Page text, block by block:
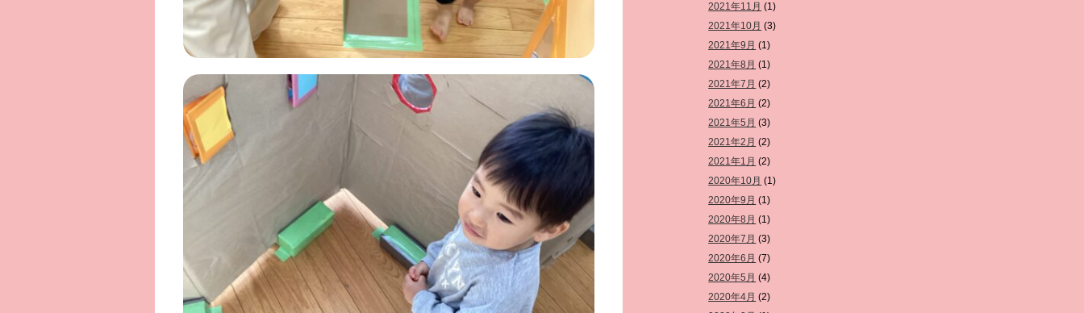
2021年11月 (1)
2021年10月 (3)
2021年9月 (1)
2021年8月 (1)
2021年7月 (2)
2021年6月 (2)
2021年5月 (3)
2021年2月 (2)
2021年1月 (2)
2020年10月 (1)
2020年9月 (1)
2020年8月 (1)
2020年7月 (3)
2020年6月 (7)
2020年5月 (4)
2020年4月 (2)